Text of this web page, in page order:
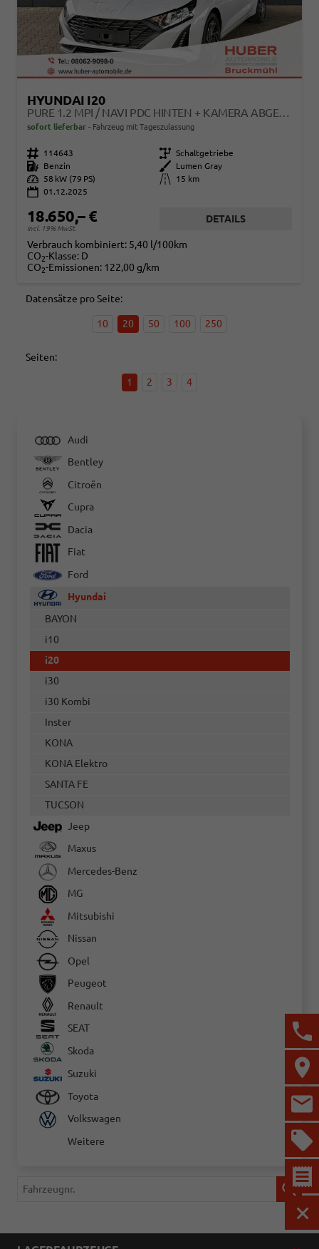
HYUNDAI I20
PURE 1.2 MPI / NAVI PDC HINTEN + KAMERA ABGEDUNKELTE SCHEIBEN TEMPOMAT ALU 16"
sofort lieferbar Fahrzeug mit Tageszulassung
Fahrzeugnr. 114643 Getriebe Schaltgetriebe
Kraftstoff
Benzin Außenfarbe
Lumen Gray
Leistung
58 kW (79 PS) Kilometerstand
15 km
01.12.2025
18.650,– €
incl. 19% MwSt.
DETAILS
Verbrauch kombiniert: 5,40 l/100km
CO2-Klasse: D
CO2-Emissionen: 122,00 g/km
Datensätze pro Seite:
10 20 50 100 250
Seiten:
1 2 3 4
Audi
Bentley
Citroën
Cupra
Dacia
Fiat
Ford
Hyundai
BAYON
i10
i20
i30
i30 Kombi
Inster
KONA
KONA Elektro
SANTA FE
TUCSON
Jeep
Maxus
Mercedes-Benz
MG
Mitsubishi
Nissan
Opel
Peugeot
Renault
SEAT
Skoda
Suzuki
Toyota
Volkswagen
Weitere
Fahrzeugnr.